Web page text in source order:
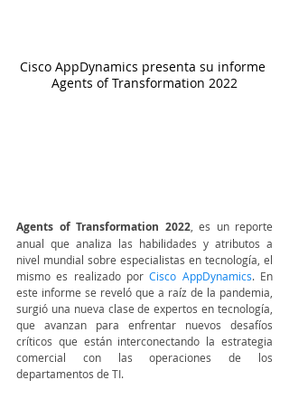
Cisco AppDynamics presenta su informe
Agents of Transformation 2022
Agents of Transformation 2022, es un reporte
anual que analiza las habilidades y atributos a
nivel mundial sobre especialistas en tecnología, el
mismo es realizado por Cisco AppDynamics. En
este informe se reveló que a raíz de la pandemia,
surgió una nueva clase de expertos en tecnología,
que avanzan para enfrentar nuevos desafíos
críticos que están interconectando la estrategia
comercial con las operaciones de los
departamentos de TI.